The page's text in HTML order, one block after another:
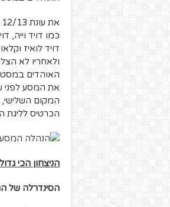
כמו דויד וייה,
דויד לואיז
האוהדים
את המסע לפני
הכרטיס לליגת
הניצחון הכי גדול
הסינדרלה של